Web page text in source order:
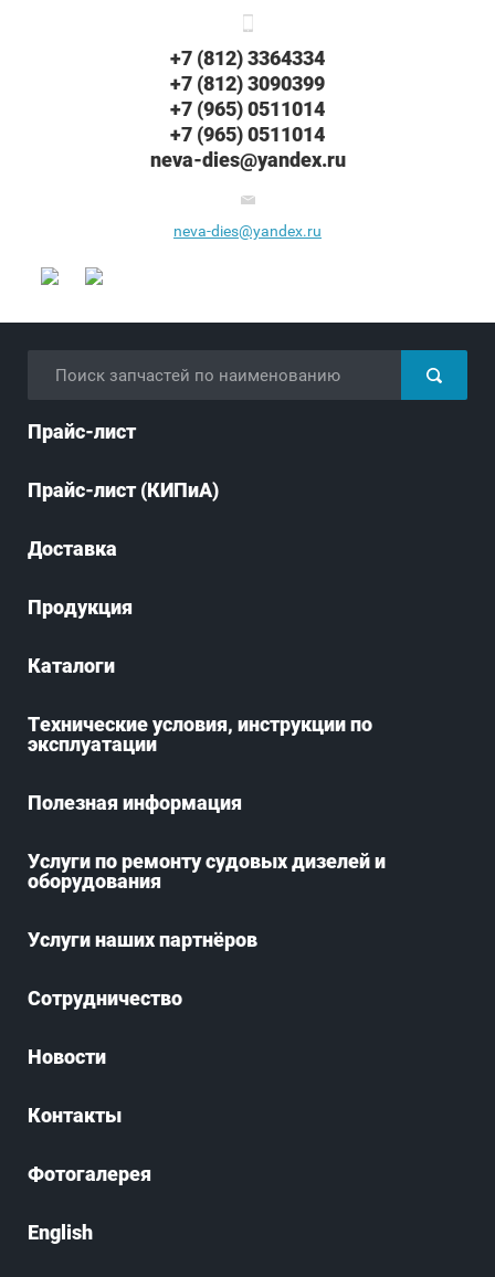
+7 (812) 3364334
+7 (812) 3090399
+7 (965) 0511014
+7 (965) 0511014
neva-dies@yandex.ru
neva-dies@yandex.ru
Прайс-лист
Прайс-лист (КИПиА)
Доставка
Продукция
Каталоги
Технические условия, инструкции по
эксплуатации
Полезная информация
Услуги по ремонту судовых дизелей и
оборудования
Услуги наших партнёров
Сотрудничество
Новости
Контакты
Фотогалерея
English